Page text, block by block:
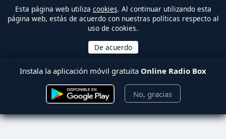
Esta página web utiliza cookies. Al continuar utilizando esta
página web, estás de acuerdo con nuestras políticas respecto al
uso de cookies.
Instala la aplicación móvil gratuita Online Radio Box
No, gracias